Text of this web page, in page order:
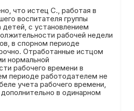
что истец С., работая в
воспитателя группы
детей, с установлением
рабочей недели
в спорном периоде
Отработанные истцом
нормальной
рабочего времени в
периоде работодателем не
учета рабочего времени,
в одинарном